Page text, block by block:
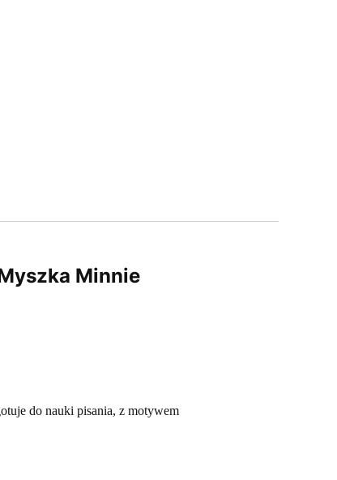
Minnie
do nauki pisania, z motywem